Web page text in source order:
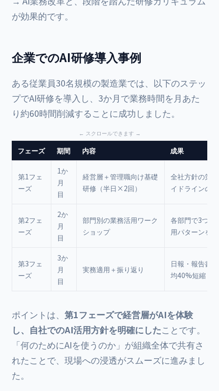
が効果的です。
企業でのAI研修導入事例
ある従業員30名規模の製造業では、以下のステッ
プでAI研修を導入し、3か月で業務時間を月あた
り約60時間削減することに成功しました。
フェーズ 期間 内容 成果
第1フェ
ーズ
1か
月
目
経営層＋管理職向け基礎
研修（半日×2回）
全社方針の策
イドラインの
第2フェ
ーズ
2か
月
目
部門別の業務活用ワーク
ショップ
各部門で3つ以
用パターンを
第3フェ
ーズ
3か
月
目
実務適用＋振り返り
日報・報告書
均40%短縮
ポイントは、 第1フェーズで経営層がAIを体験
し、自社でのAI活用方針を明確にしたことです。
「何のためにAIを使うのか」が組織全体で共有さ
れたことで、現場への浸透がスムーズに進みまし
た。